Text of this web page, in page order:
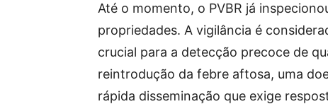
Até o momento, o PVBR já
propriedades. A vigilância é
crucial para a detecção precoce de
reintrodução da febre aftosa, uma
rápida disseminação que exige